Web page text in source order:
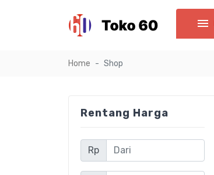
Home Shop
Rentang Harga
Rp